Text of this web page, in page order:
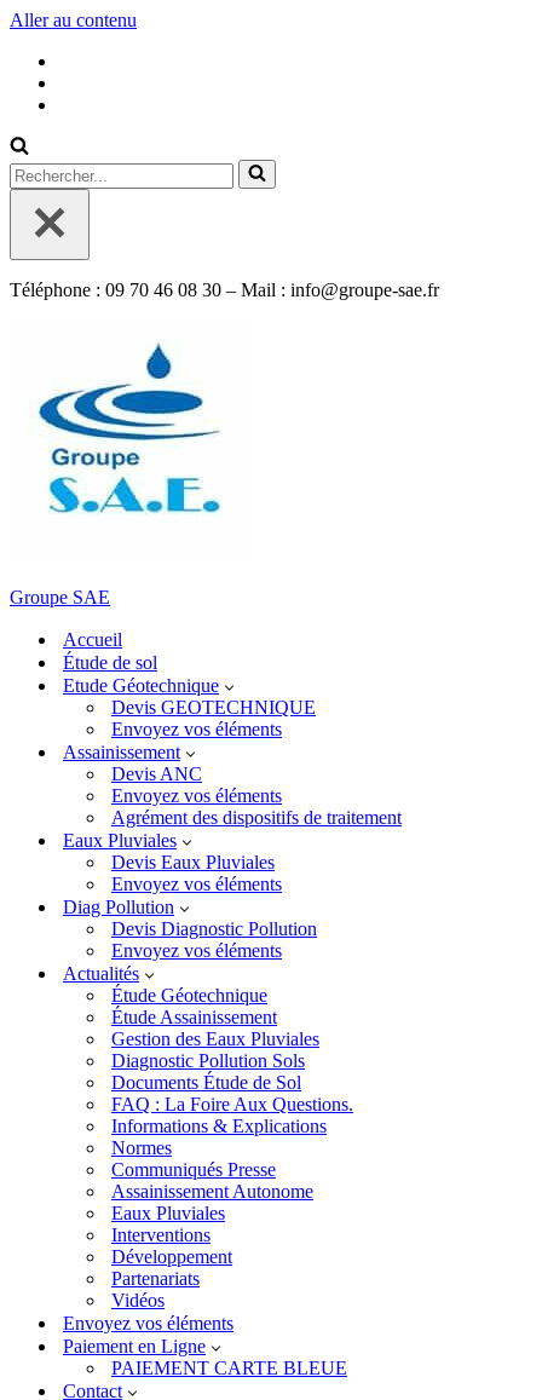
Aller au contenu
Rechercher...
Téléphone : 09 70 46 08 30 – Mail : info@groupe-sae.fr
Groupe SAE
Accueil
Étude de sol
Etude Géotechnique
Devis GEOTECHNIQUE
Envoyez vos éléments
Assainissement
Devis ANC
Envoyez vos éléments
Agrément des dispositifs de traitement
Eaux Pluviales
Devis Eaux Pluviales
Envoyez vos éléments
Diag Pollution
Devis Diagnostic Pollution
Envoyez vos éléments
Actualités
Étude Géotechnique
Étude Assainissement
Gestion des Eaux Pluviales
Diagnostic Pollution Sols
Documents Étude de Sol
FAQ : La Foire Aux Questions.
Informations & Explications
Normes
Communiqués Presse
Assainissement Autonome
Eaux Pluviales
Interventions
Développement
Partenariats
Vidéos
Envoyez vos éléments
Paiement en Ligne
PAIEMENT CARTE BLEUE
Contact